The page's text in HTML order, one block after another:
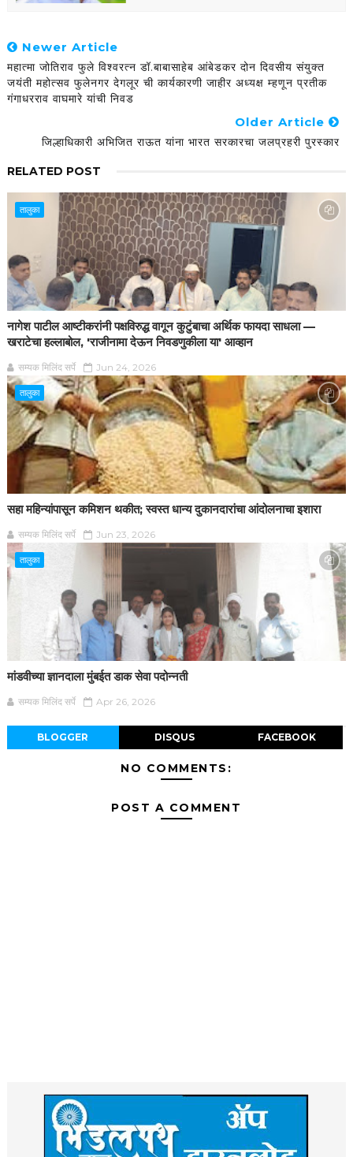
Newer Article
महात्मा जोतिराव फुले विश्वरत्न डॉ.बाबासाहेब आंबेडकर दोन दिवसीय संयुक्त
जयंती महोत्सव फुलेनगर देगलूर ची कार्यकारणी जाहीर अध्यक्ष म्हणून प्रतीक
गंगाधरराव वाघमारे यांची निवड
Older Article
जिल्हाधिकारी अभिजित राऊत यांना भारत सरकारचा जलप्रहरी पुरस्कार
RELATED POST
तालुका
नागेश पाटील आष्टीकरांनी पक्षविरुद्ध वागून कुटुंबाचा अर्थिक फायदा साधला —
खराटेचा हल्लाबोल, 'राजीनामा देऊन निवडणुकीला या' आव्हान
सम्यक मिलिंद सर्पे Jun 24, 2026
तालुका
सहा महिन्यांपासून कमिशन थकीत; स्वस्त धान्य दुकानदारांचा आंदोलनाचा इशारा
सम्यक मिलिंद सर्पे Jun 23, 2026
तालुका
मांडवीच्या ज्ञानदाला मुंबईत डाक सेवा पदोन्नती
सम्यक मिलिंद सर्पे Apr 26, 2026
BLOGGER DISQUS FACEBOOK
NO COMMENTS:
POST A COMMENT